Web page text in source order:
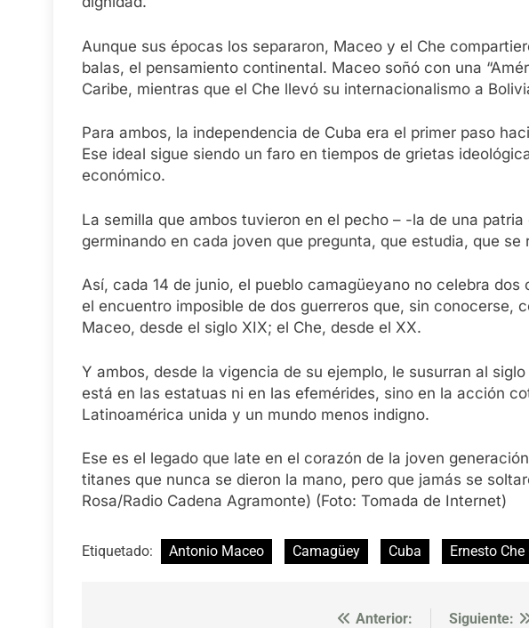
Aunque sus épocas los separaron, Maceo y el Che
balas, el pensamiento continental. Maceo soñó con una
Caribe, mientras que el Che llevó su internacionalismo a
Para ambos, la independencia de Cuba era el primer paso
Ese ideal sigue siendo un faro en tiempos de grietas
económico.
La semilla que ambos tuvieron en el pecho – -la de una
germinando en cada joven que pregunta, que estudia, que
Así, cada 14 de junio, el pueblo camagüeyano no celebra
el encuentro imposible de dos guerreros que, sin conocerse,
Maceo, desde el siglo XIX; el Che, desde el XX.
Y ambos, desde la vigencia de su ejemplo, le susurran al
está en las estatuas ni en las efemérides, sino en la acción
Latinoamérica unida y un mundo menos indigno.
Ese es el legado que late en el corazón de la joven
titanes que nunca se dieron la mano, pero que jamás se
Rosa/Radio Cadena Agramonte) (Foto: Tomada de Internet)
Etiquetado: Antonio Maceo Camagüey Cuba Ernesto Che
Anterior:
Siguiente: